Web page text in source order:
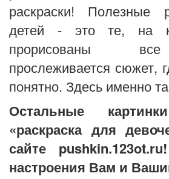
раскраски! Полезные
детей - это те, на
прорисованы
прослеживается сюжет,
понятно. Здесь именно
Остальные
«раскраска для
сайте
настроения Вам и